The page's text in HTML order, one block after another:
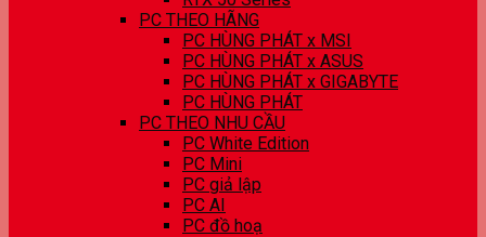
PC THEO HÃNG
PC HÙNG PHÁT x MSI
PC HÙNG PHÁT x ASUS
PC HÙNG PHÁT x GIGABYTE
PC HÙNG PHÁT
PC THEO NHU CẦU
PC White Edition
PC Mini
PC giả lập
PC AI
PC đồ hoạ